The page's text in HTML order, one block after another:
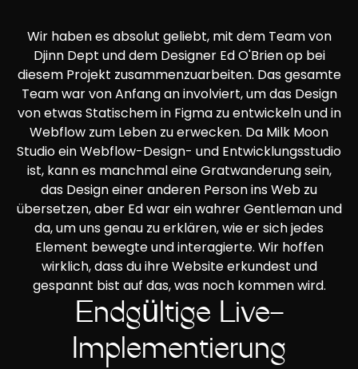
Wir haben es absolut geliebt, mit dem Team von
Djinn Dept und dem Designer Ed O'Brien op bei
diesem Projekt zusammenzuarbeiten. Das gesamte
Team war von Anfang an involviert, um das Design
von etwas Statischem in Figma zu entwickeln und in
Webflow zum Leben zu erwecken. Da Milk Moon
Studio ein Webflow-Design- und Entwicklungsstudio
ist, kann es manchmal eine Gratwanderung sein,
das Design einer anderen Person ins Web zu
übersetzen, aber Ed war ein wahrer Gentleman und
da, um uns genau zu erklären, wie er sich jedes
Element bewegte und interagierte. Wir hoffen
wirklich, dass du ihre Website erkundest und
gespannt bist auf das, was noch kommen wird.
Endgültige Live-
Implementierung